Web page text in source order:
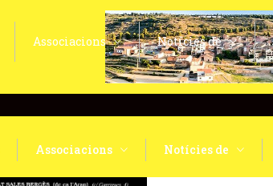
Associacions Notícies de
Associacions Notícies de